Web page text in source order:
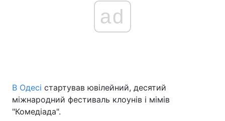
ad
В Одесі стартував ювілейний, десятий
міжнародний фестиваль клоунів і мімів
"Комедіада".